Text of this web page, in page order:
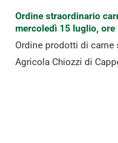
Ordine straordinario
mercoledì 15 luglio, ore
Ordine prodotti di carne
Agricola Chiozzi di